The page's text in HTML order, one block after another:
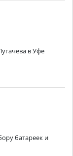
в Уфе
батареек и